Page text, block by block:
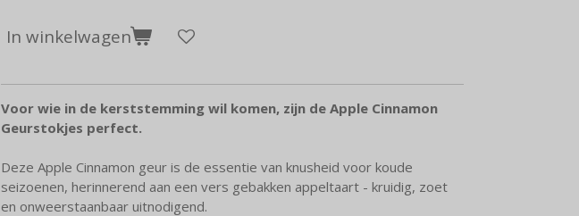
In winkelwagen
Voor wie in de kerststemming wil komen, zijn de Apple Cinnamon
Geurstokjes perfect.
Deze Apple Cinnamon geur is de essentie van knusheid voor koude
seizoenen, herinnerend aan een vers gebakken appeltaart - kruidig, zoet
en onweerstaanbaar uitnodigend.